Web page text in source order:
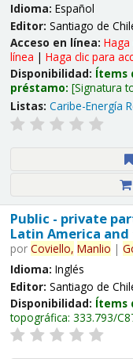
Idioma: Español
Editor: Santiago de
Acceso en línea: Haga
línea | Haga clic para
Disponibilidad: Ítems
préstamo: Signatura
Listas: Caribe-Energía
Public - private
Latin America
por Coviello, Manlio |
Idioma: Inglés
Editor: Santiago de
Disponibilidad: Ítems
topográfica: 333.793/